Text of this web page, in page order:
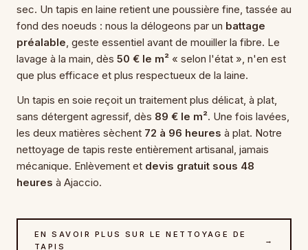
sec. Un tapis en laine retient une poussière fine, tassée au
fond des noeuds : nous la délogeons par un battage
préalable , geste essentiel avant de mouiller la fibre. Le
lavage à la main, dès 50 € le m² « selon l'état », n'en est
que plus efficace et plus respectueux de la laine.
Un tapis en soie reçoit un traitement plus délicat, à plat,
sans détergent agressif, dès 89 € le m². Une fois lavées,
les deux matières sèchent 72 à 96 heures à plat. Notre
nettoyage de tapis reste entièrement artisanal, jamais
mécanique. Enlèvement et devis gratuit sous 48
heures à Ajaccio.
EN SAVOIR PLUS SUR LE NETTOYAGE DE
TAPIS
→